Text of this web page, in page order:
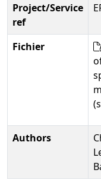
Project/Service
ref
Fichier
Authors